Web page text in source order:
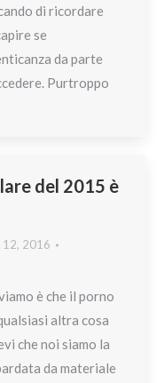
di ricordare
se
da parte
Purtroppo
del 2015 è
12, 2016
è che il porno
altra cosa
che noi siamo la
da materiale